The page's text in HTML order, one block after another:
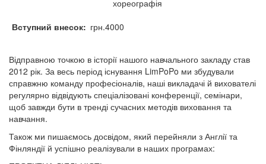
хореографія
Вступний внесок
грн.4000
Відправною точкою в історії нашого навчального закладу став
2012 рік. За весь період існування LimPoPo ми збудували
справжню команду професіоналів, наші викладачі й вихователі
регулярно відвідують спеціалізовані конференції, семінари,
щоб завжди бути в тренді сучасних методів виховання та
навчання.
Також ми пишаємось досвідом, який перейняли з Англії та
Фінляндії й успішно реалізували в наших програмах: